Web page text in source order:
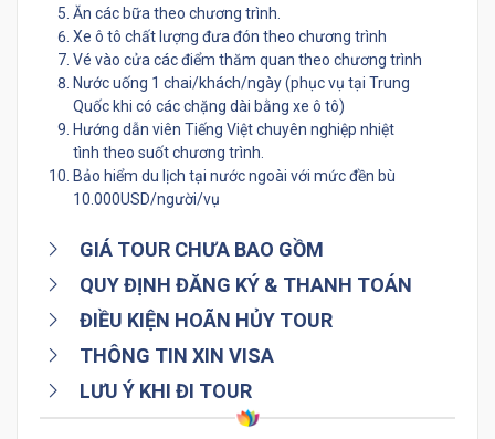
Ăn các bữa theo chương trình.
Xe ô tô chất lượng đưa đón theo chương trình
Vé vào cửa các điểm thăm quan theo chương trình
Nước uống 1 chai/khách/ngày (phục vụ tại Trung
Quốc khi có các chặng dài bằng xe ô tô)
Hướng dẫn viên Tiếng Việt chuyên nghiệp nhiệt
tình theo suốt chương trình.
Bảo hiểm du lịch tại nước ngoài với mức đền bù
10.000USD/người/vụ
GIÁ TOUR CHƯA BAO GỒM
QUY ĐỊNH ĐĂNG KÝ & THANH TOÁN
ĐIỀU KIỆN HOÃN HỦY TOUR
THÔNG TIN XIN VISA
LƯU Ý KHI ĐI TOUR